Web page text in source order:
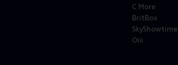
C More
BritBox
SkyShowtime
Oiii